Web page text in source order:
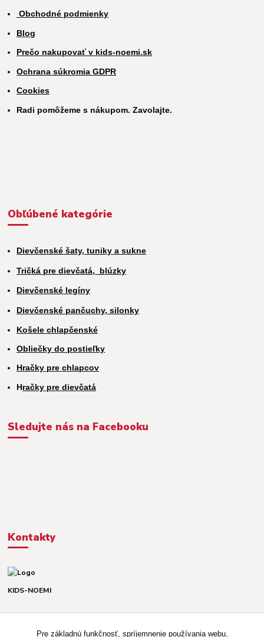
Obchodné podmienky
Blog
Prečo nakupovať v kids-noemi.sk
Ochrana súkromia GDPR
Cookies
Radi pomôžeme s nákupom. Zavolajte.
Obľúbené kategórie
Dievčenské šaty, tuniky a sukne
Tričká pre dievčatá, blúzky
Dievčenské legíny
Dievčenské pančuchy, silonky
Košele chlapčenské
Obliečky do postieľky
Hračky pre chlapcov
Hračky pre dievčatá
Sledujte nás na Facebooku
Kontakty
KIDS-NOEMI
Pre základnú funkčnosť, spríjemnenie používania webu,